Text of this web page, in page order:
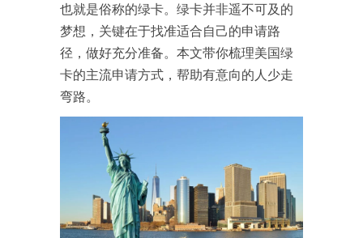
也就是俗称的绿卡。绿卡并非遥不可及的
梦想，关键在于找准适合自己的申请路
径，做好充分准备。本文带你梳理美国绿
卡的主流申请方式，帮助有意向的人少走
弯路。